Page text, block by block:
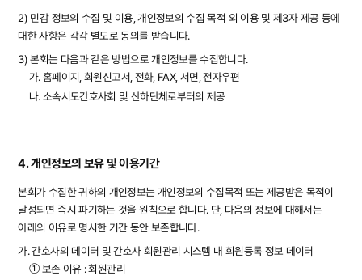
2) 민감 정보의 수집 및 이용, 개인정보의 수집 목적 외 이용 및 제3자 제공 등에
대한 사항은 각각 별도로 동의를 받습니다.
3) 본회는 다음과 같은 방법으로 개인정보를 수집합니다.
가. 홈페이지, 회원신고서, 전화, FAX, 서면, 전자우편
나. 소속시도간호사회 및 산하단체로부터의 제공
4. 개인정보의 보유 및 이용기간
본회가 수집한 귀하의 개인정보는 개인정보의 수집목적 또는 제공받은 목적이
달성되면 즉시 파기하는 것을 원칙으로 합니다. 단, 다음의 정보에 대해서는
아래의 이유로 명시한 기간 동안 보존합니다.
가. 간호사의 데이터 및 간호사 회원관리 시스템 내 회원등록 정보 데이터
① 보존 이유 : 회원관리